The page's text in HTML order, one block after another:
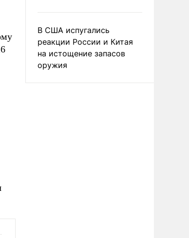
В США испугались
реакции России и Китая
на истощение запасов
оружия